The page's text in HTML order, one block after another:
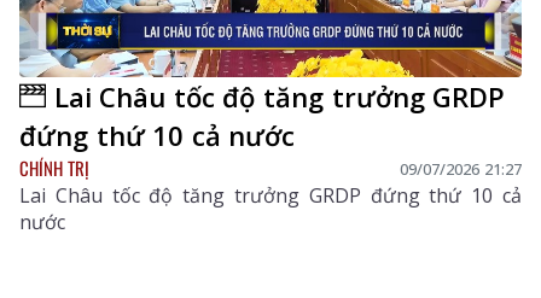
Lai Châu tốc độ tăng trưởng GRDP
đứng thứ 10 cả nước
CHÍNH TRỊ 09/07/2026 21:27
Lai Châu tốc độ tăng trưởng GRDP đứng thứ 10 cả
nước